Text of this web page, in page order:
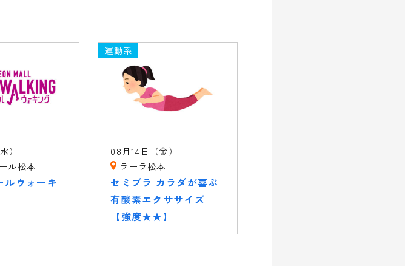
）
ル松本
ルウォーキ
運動系
08月14日（金）
ラーラ松本
セミプラ カラダが喜ぶ
有酸素エクササイズ
【強度★★】